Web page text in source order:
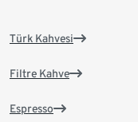
Türk Kahvesi
Filtre Kahve
Espresso